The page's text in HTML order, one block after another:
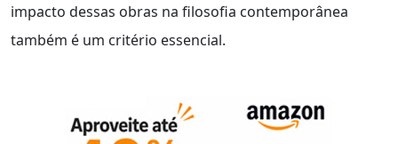
impacto dessas obras na filosofia contemporânea
também é um critério essencial.